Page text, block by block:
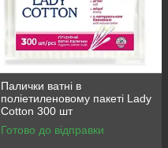
Палички ватні в
поліетиленовому пакеті Lady
Cotton 300 шт
Готово до відправки